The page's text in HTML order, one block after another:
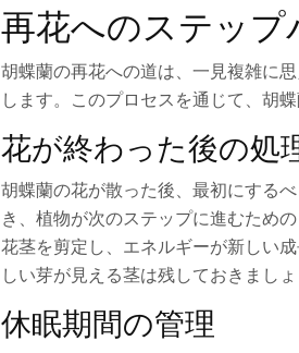
再花へのステップ
胡蝶蘭の再花への道は、一見複雑に
します。このプロセスを通じて、胡
花が終わった後の処
胡蝶蘭の花が散った後、最初にする
き、植物が次のステップに進むため
花茎を剪定し、エネルギーが新しい
しい芽が見える茎は残しておきまし
休眠期間の管理